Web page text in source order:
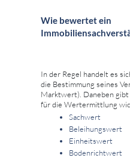
Wie bewertet ein
In der Regel handelt es
die Bestimmung seines
Marktwert). Daneben
für die Wertermittlung
Sachwert
Beleihungswert
Einheitswert
Bodenrichtwert